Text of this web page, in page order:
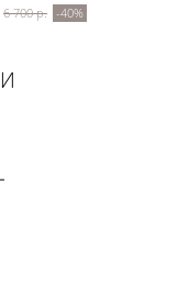
6 700 р. -40%